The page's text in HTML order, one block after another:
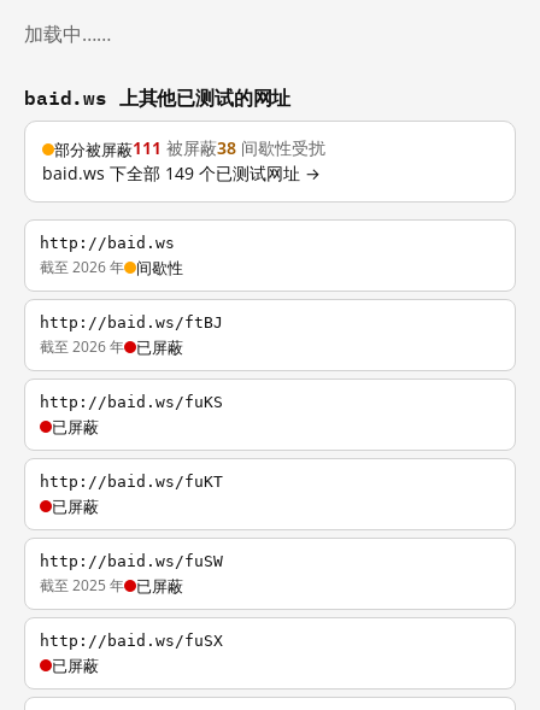
加载中……
baid.ws 上其他已测试的网址
部分被屏蔽111 被屏蔽38 间歇性受扰
baid.ws 下全部 149 个已测试网址 →
http://baid.ws
截至 2026 年 间歇性
http://baid.ws/ftBJ
截至 2026 年 已屏蔽
http://baid.ws/fuKS
已屏蔽
http://baid.ws/fuKT
已屏蔽
http://baid.ws/fuSW
截至 2025 年 已屏蔽
http://baid.ws/fuSX
已屏蔽